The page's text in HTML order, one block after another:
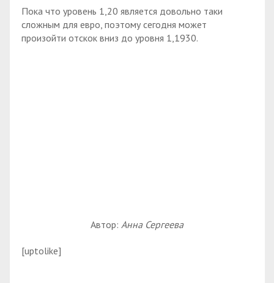
Пока что уровень 1,20 является довольно таки
сложным для евро, поэтому сегодня может
произойти отскок вниз до уровня 1,1930.
Автор: Анна Сергеева
[uptolike]